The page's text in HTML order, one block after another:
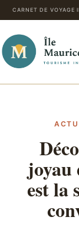
CARNET DE VOYAGE
joyau
est la